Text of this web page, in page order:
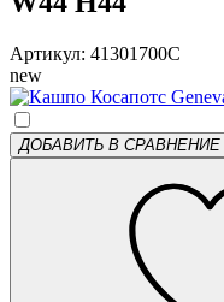
Артикул: 41301700C
new
ДОБАВИТЬ В СРАВНЕНИЕ